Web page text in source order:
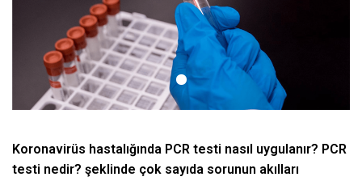
1
Koronavirüs hastalığında PCR testi nasıl uygulanır? PCR
testi nedir? şeklinde çok sayıda sorunun akılları